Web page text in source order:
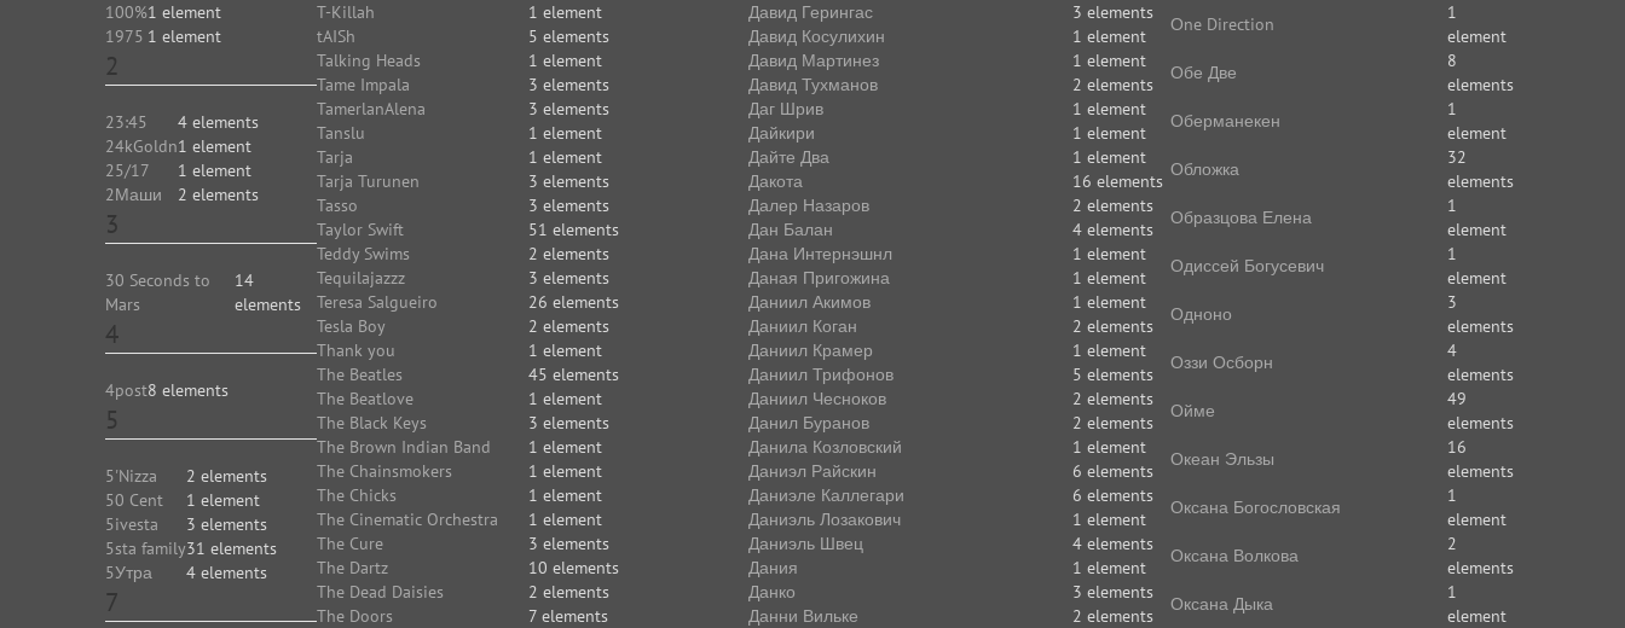
100%1 element
1975 1 element
2
23:45
4 elements
24kGoldn1 element
25/17
1 element
2Маши
2 elements
3
30 Seconds to
Mars
14
elements
4
4post8 elements
5
5'Nizza
2 elements
50 Cent
1 element
5ivesta
3 elements
5sta family31 elements
5Утра
4 elements
7
T-Killah
1 element
tAISh
5 elements
Talking Heads
1 element
Tame Impala
3 elements
TamerlanAlena
3 elements
Tanslu
1 element
Tarja
1 element
Tarja Turunen
3 elements
Tasso
3 elements
Taylor Swift
51 elements
Teddy Swims
2 elements
Tequilajazzz
3 elements
Teresa Salgueiro
26 elements
Tesla Boy
2 elements
Thank you
1 element
The Beatles
45 elements
The Beatlove
1 element
The Black Keys
3 elements
The Brown Indian Band
1 element
The Chainsmokers
1 element
The Chicks
1 element
The Cinematic Orchestra
1 element
The Cure
3 elements
The Dartz
10 elements
The Dead Daisies
2 elements
The Doors
7 elements
Давид Герингас
3 elements
Давид Косулихин
1 element
Давид Мартинез
1 element
Давид Тухманов
2 elements
Даг Шрив
1 element
Дайкири
1 element
Дайте Два
1 element
Дакота
16 elements
Далер Назаров
2 elements
Дан Балан
4 elements
Дана Интернэшнл
1 element
Даная Пригожина
1 element
Даниил Акимов
1 element
Даниил Коган
2 elements
Даниил Крамер
1 element
Даниил Трифонов
5 elements
Даниил Чесноков
2 elements
Данил Буранов
2 elements
Данила Козловский
1 element
Даниэл Райскин
6 elements
Даниэле Каллегари
6 elements
Даниэль Лозакович
1 element
Даниэль Швец
4 elements
Дания
1 element
Данко
3 elements
Данни Вильке
2 elements
Оne Direction
1
element
Обе Две
8
elements
Оберманекен
1
element
Обложка
32
elements
Образцова Елена
1
element
Одиссей Богусевич
1
element
Одноно
3
elements
Оззи Осборн
4
elements
Ойме
49
elements
Океан Эльзы
16
elements
Оксана Богословская
1
element
Оксана Волкова
2
elements
Оксана Дыка
1
element